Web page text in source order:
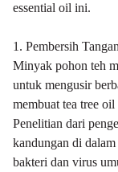
essential oil ini.
1. Pembersih Tangan
Minyak pohon teh
untuk mengusir
membuat tea tree
Penelitian dari
kandungan di
bakteri dan virus